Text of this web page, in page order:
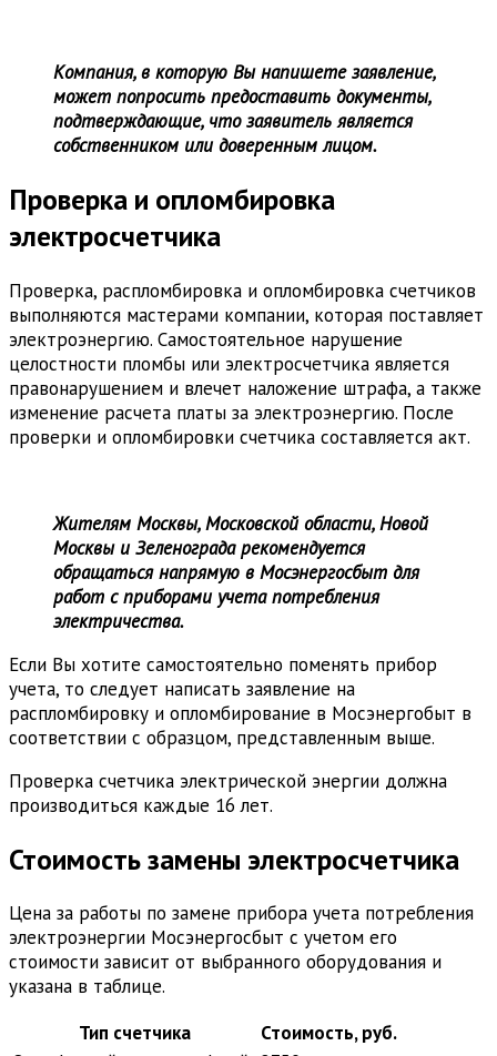
Компания, в которую Вы напишете заявление,
может попросить предоставить документы,
подтверждающие, что заявитель является
собственником или доверенным лицом.
Проверка и опломбировка
электросчетчика
Проверка, распломбировка и опломбировка счетчиков
выполняются мастерами компании, которая поставляет
электроэнергию. Самостоятельное нарушение
целостности пломбы или электросчетчика является
правонарушением и влечет наложение штрафа, а также
изменение расчета платы за электроэнергию. После
проверки и опломбировки счетчика составляется акт.
Жителям Москвы, Московской области, Новой
Москвы и Зеленограда рекомендуется
обращаться напрямую в Мосэнергосбыт для
работ с приборами учета потребления
электричества.
Если Вы хотите самостоятельно поменять прибор
учета, то следует написать заявление на
распломбировку и опломбирование в Мосэнергобыт в
соответствии с образцом, представленным выше.
Проверка счетчика электрической энергии должна
производиться каждые 16 лет.
Стоимость замены электросчетчика
Цена за работы по замене прибора учета потребления
электроэнергии Мосэнергосбыт с учетом его
стоимости зависит от выбранного оборудования и
указана в таблице.
Тип счетчика
Стоимость, руб.